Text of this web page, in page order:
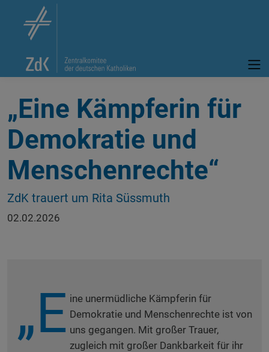
„Eine Kämpferin für
Demokratie und
Menschenrechte“
ZdK trauert um Rita Süssmuth
02.02.2026
„E ine unermüdliche Kämpferin für
Demokratie und Menschenrechte ist von
uns gegangen. Mit großer Trauer,
zugleich mit großer Dankbarkeit für ihr